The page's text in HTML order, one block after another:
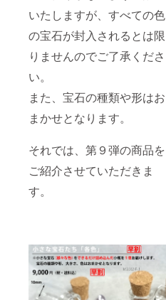
いたしますが、すべての色
の宝石が封入されるとは限
りませんのでご了承くださ
い。
また、宝石の種類や形はお
まかせとなります。
それでは、第９弾の商品を
ご紹介させていただきま
す。